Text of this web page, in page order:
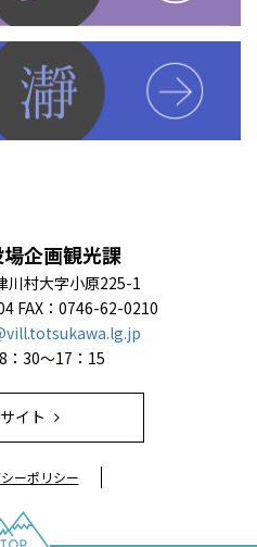
企画観光課
川村大字小原225-1
FAX：0746-62-0210
30～17：15
イト
ーポリシー